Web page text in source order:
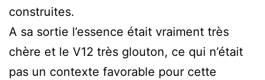
construites.
A sa sortie l’essence était vraiment très
chère et le V12 très glouton, ce qui n’était
pas un contexte favorable pour cette